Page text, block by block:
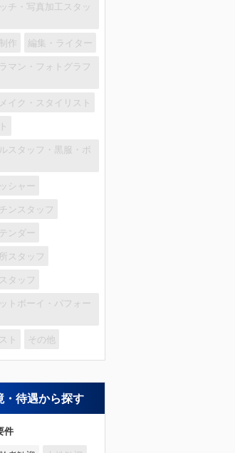
チ・写真加工スタッ
作 編集・ライター
マン・フォトグラフ
イク・スタイリスト
スタッフ・黒服・ボ
シャー
ンスタッフ
ンダー
スタッフ
タッフ
トボーイ・パフォー
ト その他
・待遇から探す
件